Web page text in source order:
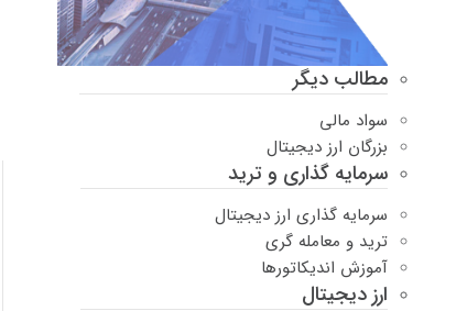
مطالب دیگر
سواد مالی
بزرگان ارز دیجیتال
سرمایه گذاری و ترید
سرمایه گذاری ارز دیجیتال
ترید و معامله گری
آموزش اندیکاتورها
ارز دیجیتال